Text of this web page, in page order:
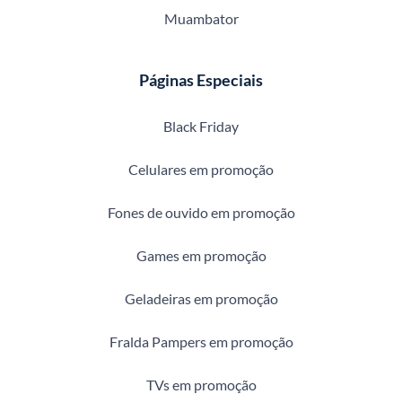
Muambator
Páginas Especiais
Black Friday
Celulares em promoção
Fones de ouvido em promoção
Games em promoção
Geladeiras em promoção
Fralda Pampers em promoção
TVs em promoção